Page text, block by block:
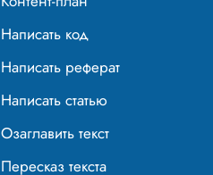
Написать код
Написать реферат
Написать статью
Озаглавить текст
Пересказ текста